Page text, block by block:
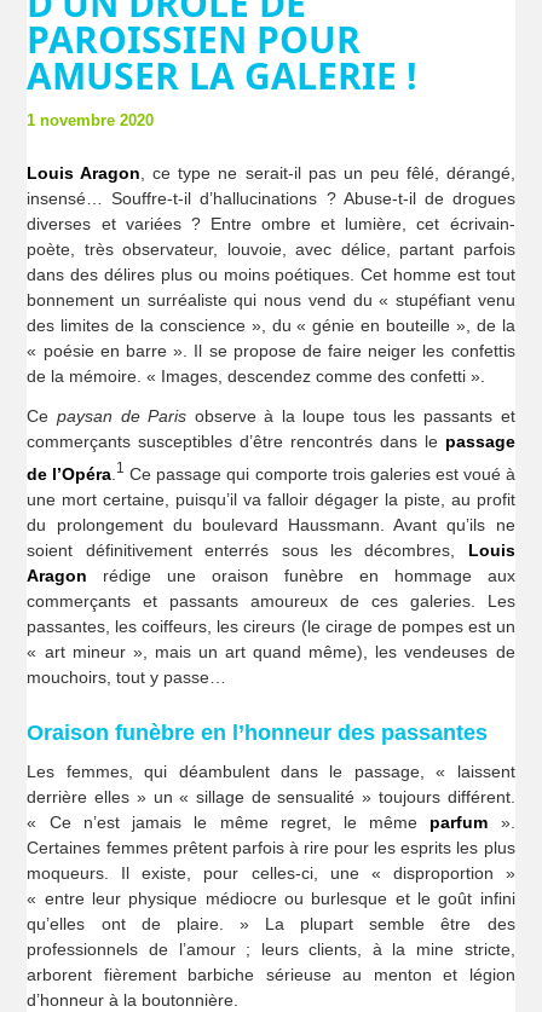
PAROISSIEN POUR
AMUSER LA GALERIE !
1 novembre 2020
Louis Aragon , ce type ne serait-il pas un peu fêlé, dérangé,
insensé… Souffre-t-il d’hallucinations ? Abuse-t-il de drogues
diverses et variées ? Entre ombre et lumière, cet écrivain-
poète, très observateur, louvoie, avec délice, partant parfois
dans des délires plus ou moins poétiques. Cet homme est tout
bonnement un surréaliste qui nous vend du « stupéfiant venu
des limites de la conscience », du « génie en bouteille », de la
« poésie en barre ». Il se propose de faire neiger les confettis
de la mémoire. « Images, descendez comme des confetti ».
Ce paysan de Paris observe à la loupe tous les passants et
commerçants susceptibles d’être rencontrés dans le passage
de l’Opéra 1 Ce passage qui comporte trois galeries est voué à
une mort certaine, puisqu’il va falloir dégager la piste, au profit
du prolongement du boulevard Haussmann. Avant qu’ils ne
soient définitivement enterrés sous les décombres, Louis
Aragon rédige une oraison funèbre en hommage aux
commerçants et passants amoureux de ces galeries. Les
passantes, les coiffeurs, les cireurs (le cirage de pompes est un
« art mineur », mais un art quand même), les vendeuses de
mouchoirs, tout y passe…
Oraison funèbre en l’honneur des passantes
Les femmes, qui déambulent dans le passage, « laissent
derrière elles » un « sillage de sensualité » toujours différent.
« Ce n’est jamais le même regret, le même parfum ».
Certaines femmes prêtent parfois à rire pour les esprits les plus
moqueurs. Il existe, pour celles-ci, une « disproportion »
« entre leur physique médiocre ou burlesque et le goût infini
qu’elles ont de plaire. » La plupart semble être des
professionnels de l’amour ; leurs clients, à la mine stricte,
arborent fièrement barbiche sérieuse au menton et légion
d’honneur à la boutonnière.